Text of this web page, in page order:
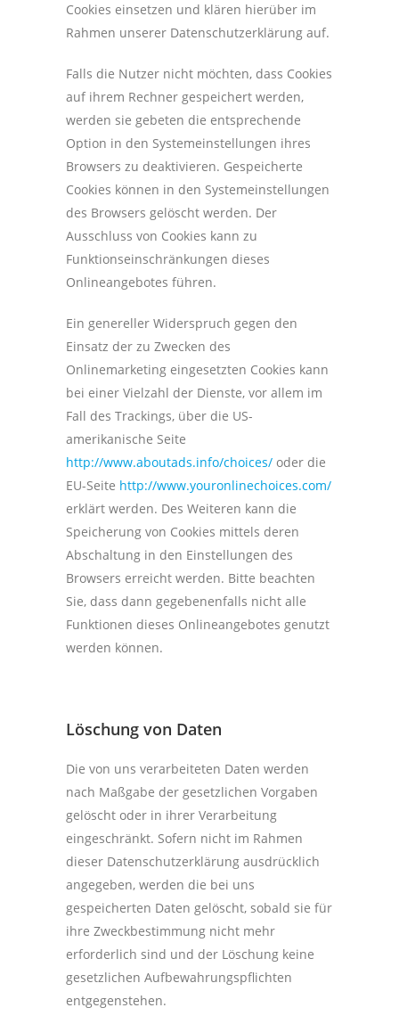
Cookies einsetzen und klären hierüber im
Rahmen unserer Datenschutzerklärung auf.
Falls die Nutzer nicht möchten, dass Cookies
auf ihrem Rechner gespeichert werden,
werden sie gebeten die entsprechende
Option in den Systemeinstellungen ihres
Browsers zu deaktivieren. Gespeicherte
Cookies können in den Systemeinstellungen
des Browsers gelöscht werden. Der
Ausschluss von Cookies kann zu
Funktionseinschränkungen dieses
Onlineangebotes führen.
Ein genereller Widerspruch gegen den
Einsatz der zu Zwecken des
Onlinemarketing eingesetzten Cookies kann
bei einer Vielzahl der Dienste, vor allem im
Fall des Trackings, über die US-
amerikanische Seite
http://www.aboutads.info/choices/ oder die
EU-Seite http://www.youronlinechoices.com/
erklärt werden. Des Weiteren kann die
Speicherung von Cookies mittels deren
Abschaltung in den Einstellungen des
Browsers erreicht werden. Bitte beachten
Sie, dass dann gegebenenfalls nicht alle
Funktionen dieses Onlineangebotes genutzt
werden können.
Löschung von Daten
Die von uns verarbeiteten Daten werden
nach Maßgabe der gesetzlichen Vorgaben
gelöscht oder in ihrer Verarbeitung
eingeschränkt. Sofern nicht im Rahmen
dieser Datenschutzerklärung ausdrücklich
angegeben, werden die bei uns
gespeicherten Daten gelöscht, sobald sie für
ihre Zweckbestimmung nicht mehr
erforderlich sind und der Löschung keine
gesetzlichen Aufbewahrungspflichten
entgegenstehen.